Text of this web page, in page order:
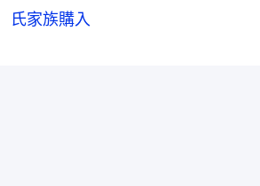
氏家族購入